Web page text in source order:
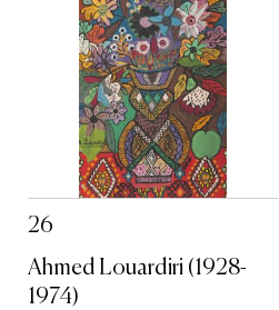
26
Ahmed Louardiri (1928-
1974)